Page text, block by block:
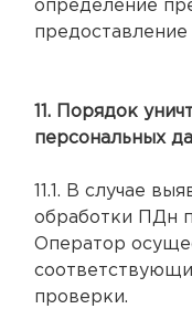
определение
11. Порядок
персональных
11.1. В случае
обработки ПДн
Оператор
проверки.